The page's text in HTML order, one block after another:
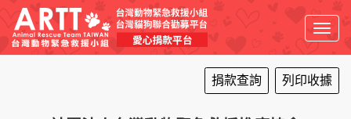
捐款查詢 列印收據